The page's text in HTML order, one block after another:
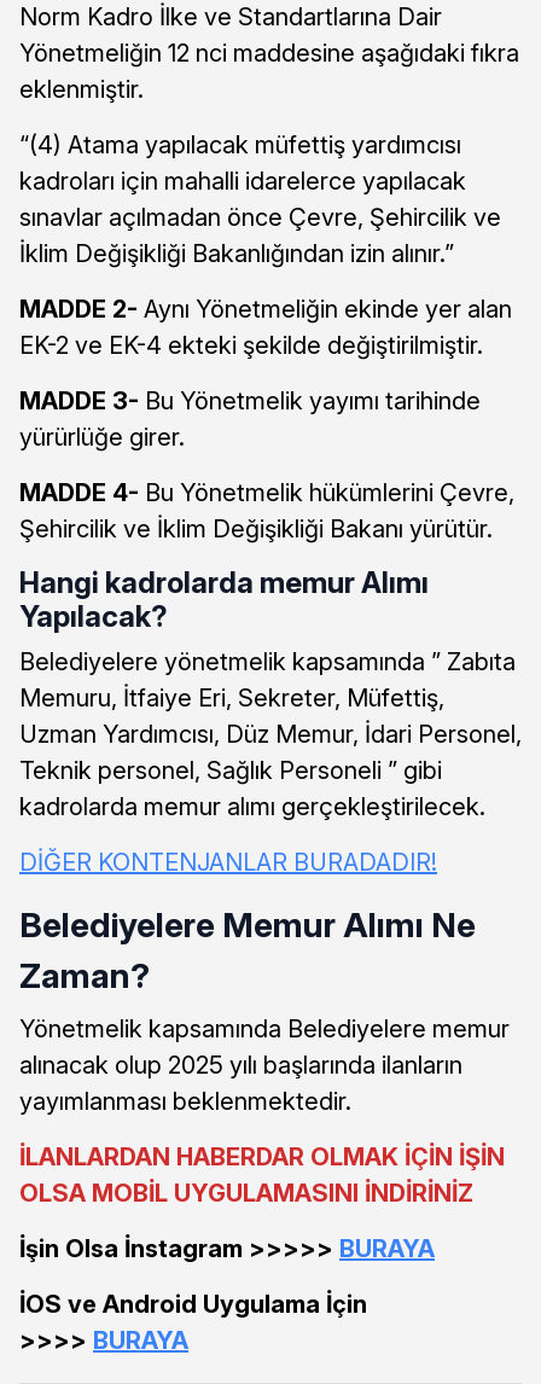
Norm Kadro İlke ve Standartlarına Dair
Yönetmeliğin 12 nci maddesine aşağıdaki fıkra
eklenmiştir.
“(4) Atama yapılacak müfettiş yardımcısı
kadroları için mahalli idarelerce yapılacak
sınavlar açılmadan önce Çevre, Şehircilik ve
İklim Değişikliği Bakanlığından izin alınır.”
MADDE 2- Aynı Yönetmeliğin ekinde yer alan
EK-2 ve EK-4 ekteki şekilde değiştirilmiştir.
MADDE 3- Bu Yönetmelik yayımı tarihinde
yürürlüğe girer.
MADDE 4- Bu Yönetmelik hükümlerini Çevre,
Şehircilik ve İklim Değişikliği Bakanı yürütür.
Hangi kadrolarda memur Alımı
Yapılacak?
Belediyelere yönetmelik kapsamında ” Zabıta
Memuru, İtfaiye Eri, Sekreter, Müfettiş,
Uzman Yardımcısı, Düz Memur, İdari Personel,
Teknik personel, Sağlık Personeli ” gibi
kadrolarda memur alımı gerçekleştirilecek.
DİĞER KONTENJANLAR BURADADIR!
Belediyelere Memur Alımı Ne
Zaman?
Yönetmelik kapsamında Belediyelere memur
alınacak olup 2025 yılı başlarında ilanların
yayımlanması beklenmektedir.
İLANLARDAN HABERDAR OLMAK İÇİN İŞİN
OLSA MOBİL UYGULAMASINI İNDİRİNİZ
İşin Olsa İnstagram >>>>> BURAYA
İOS ve Android Uygulama İçin
>>>> BURAYA